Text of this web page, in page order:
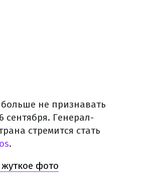
не признавать
сентября. Генерал-
стремится стать
.
фото